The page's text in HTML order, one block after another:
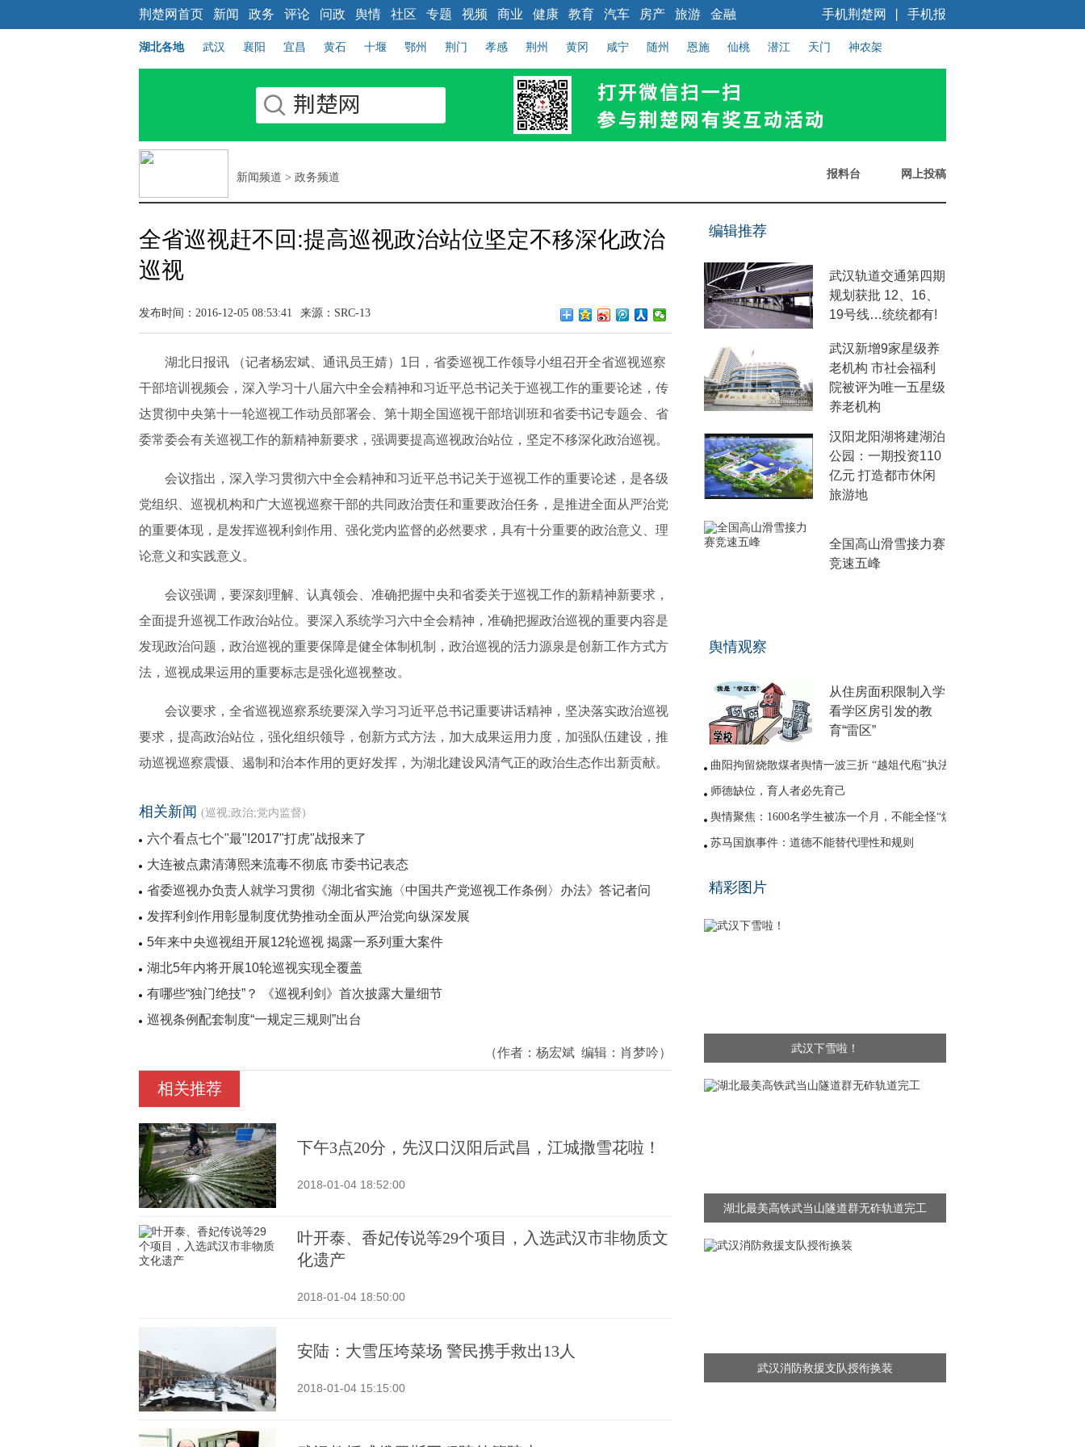
荆楚网首页 新闻 政务 评论 问政 舆情 社区 专题 视频 商业 健康 教育 汽车 房产 旅游 金融 手机报
手机荆楚网
湖北各地 武汉 襄阳 宜昌 黄石 十堰 鄂州 荆门 孝感 荆州 黄冈 咸宁 随州 恩施 仙桃 潜江 天门 神农架
新闻频道 > 政务频道 报料台 网上投稿
全省巡视赶不回:提高巡视政治站位坚定不移深化政治
巡视
发布时间：2016-12-05 08:53:41 来源：SRC-13
湖北日报讯 （记者杨宏斌、通讯员王婧）1日，省委巡视工作领导小组召开全省巡视巡察
干部培训视频会，深入学习十八届六中全会精神和习近平总书记关于巡视工作的重要论述，传
达贯彻中央第十一轮巡视工作动员部署会、第十期全国巡视干部培训班和省委书记专题会、省
委常委会有关巡视工作的新精神新要求，强调要提高巡视政治站位，坚定不移深化政治巡视。
会议指出，深入学习贯彻六中全会精神和习近平总书记关于巡视工作的重要论述，是各级
党组织、巡视机构和广大巡视巡察干部的共同政治责任和重要政治任务，是推进全面从严治党
的重要体现，是发挥巡视利剑作用、强化党内监督的必然要求，具有十分重要的政治意义、理
论意义和实践意义。
会议强调，要深刻理解、认真领会、准确把握中央和省委关于巡视工作的新精神新要求，
全面提升巡视工作政治站位。要深入系统学习六中全会精神，准确把握政治巡视的重要内容是
发现政治问题，政治巡视的重要保障是健全体制机制，政治巡视的活力源泉是创新工作方式方
法，巡视成果运用的重要标志是强化巡视整改。
会议要求，全省巡视巡察系统要深入学习习近平总书记重要讲话精神，坚决落实政治巡视
要求，提高政治站位，强化组织领导，创新方式方法，加大成果运用力度，加强队伍建设，推
动巡视巡察震慑、遏制和治本作用的更好发挥，为湖北建设风清气正的政治生态作出新贡献。
相关新闻 (巡视;政治;党内监督)
六个看点七个"最"!2017"打虎"战报来了
大连被点肃清薄熙来流毒不彻底 市委书记表态
省委巡视办负责人就学习贯彻《湖北省实施〈中国共产党巡视工作条例〉办法》答记者问
发挥利剑作用彰显制度优势推动全面从严治党向纵深发展
5年来中央巡视组开展12轮巡视 揭露一系列重大案件
湖北5年内将开展10轮巡视实现全覆盖
有哪些“独门绝技”？ 《巡视利剑》首次披露大量细节
巡视条例配套制度“一规定三规则”出台
（作者： 杨宏斌 编辑： 肖梦吟）
相关推荐
下午3点20分，先汉口汉阳后武昌，江城撒雪花啦！
2018-01-04 18:52:00
叶开泰、香妃传说等29个项目，入选武汉市非物质文
化遗产
2018-01-04 18:50:00
安陆：大雪压垮菜场 警民携手救出13人
2018-01-04 15:15:00
编辑推荐
武汉轨道交通第四期
规划获批 12、16、
19号线…统统都有!
武汉新增9家星级养
老机构 市社会福利
院被评为唯一五星级
养老机构
汉阳龙阳湖将建湖泊
公园：一期投资110
亿元 打造都市休闲
旅游地
全国高山滑雪接力赛
竞速五峰
舆情观察
从住房面积限制入学
看学区房引发的教
育“雷区”
曲阳拘留烧散煤者舆情一波三折 “越俎代庖”执法引质疑
师德缺位，育人者必先育己
舆情聚焦：1600名学生被冻一个月，不能全怪“煤改气”
苏马国旗事件：道德不能替代理性和规则
精彩图片
武汉下雪啦！
湖北最美高铁武当山隧道群无砟轨道完工
武汉消防救援支队授衔换装